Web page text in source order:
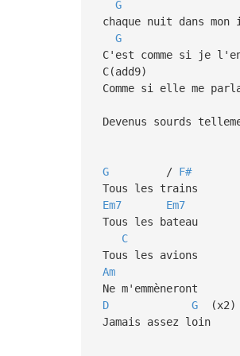
G
chaque nuit dans mon
G
C'est comme si je
C(add9)
Comme si elle me
Devenus sourds
G/ F#
Tous les trains
Em7
Em7
Tous les bateau
C
Tous les avions
Am
Ne m'emmèneront
D
G(x2)
Jamais assez loin